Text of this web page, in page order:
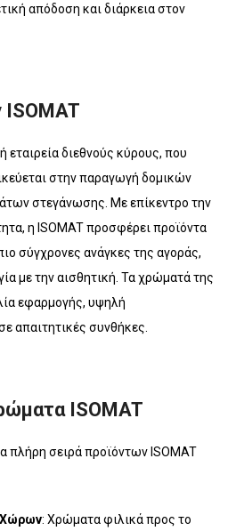
απόδοση και διάρκεια στον
ISOMAT
εταιρεία διεθνούς κύρους, που
στην παραγωγή δομικών
στεγάνωσης. Με επίκεντρο την
η ISOMAT προσφέρει προϊόντα
σύγχρονες ανάγκες της αγοράς,
με την αισθητική. Τα χρώματά της
εφαρμογής, υψηλή
απαιτητικές συνθήκες.
ISOMAT
πλήρη σειρά προϊόντων ISOMAT
Χώρων: Χρώματα φιλικά προς το